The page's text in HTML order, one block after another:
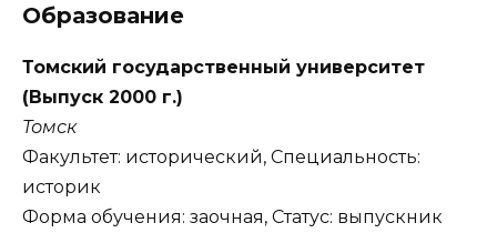
Образование
Томский государственный университет
(Выпуск 2000 г.)
Томск
Факультет: исторический, Специальность:
историк
Форма обучения: заочная, Статус: выпускник